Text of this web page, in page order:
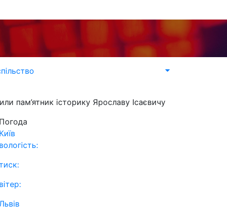
пам’ятник історику Ярославу Ісаєвичу
Погода
Київ
вологість:
вітер: